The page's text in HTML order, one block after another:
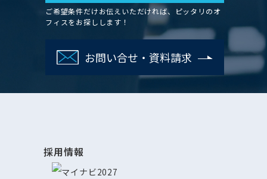
ご希望条件だけお伝えいただければ、ピッタリのオ
フィスをお探しします！
お問い合せ・資料請求
採用情報